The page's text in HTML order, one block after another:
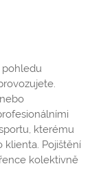
pohledu
kterému
klienta. Pojištění
kolektivně